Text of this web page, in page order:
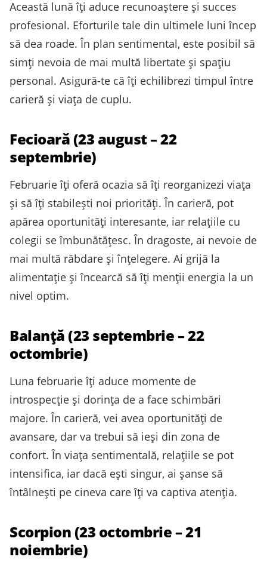
Această lună îți aduce recunoaștere și succes
profesional. Eforturile tale din ultimele luni încep
să dea roade. În plan sentimental, este posibil să
simți nevoia de mai multă libertate și spațiu
personal. Asigură-te că îți echilibrezi timpul între
carieră și viața de cuplu.
Fecioară (23 august – 22
septembrie)
Februarie îți oferă ocazia să îți reorganizezi viața
și să îți stabilești noi priorități. În carieră, pot
apărea oportunități interesante, iar relațiile cu
colegii se îmbunătățesc. În dragoste, ai nevoie de
mai multă răbdare și înțelegere. Ai grijă la
alimentație și încearcă să îți menții energia la un
nivel optim.
Balanță (23 septembrie – 22
octombrie)
Luna februarie îți aduce momente de
introspecție și dorința de a face schimbări
majore. În carieră, vei avea oportunități de
avansare, dar va trebui să ieși din zona de
confort. În viața sentimentală, relațiile se pot
intensifica, iar dacă ești singur, ai șanse să
întâlnești pe cineva care îți va captiva atenția.
Scorpion (23 octombrie – 21
noiembrie)